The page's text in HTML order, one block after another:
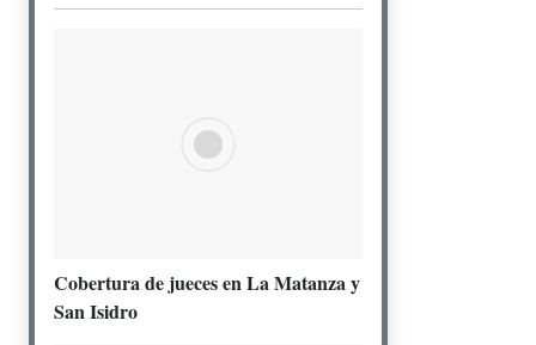
Cobertura de jueces en La Matanza y
San Isidro